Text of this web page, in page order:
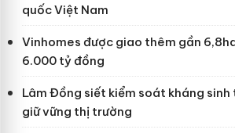
quốc Việt Nam
Vinhomes được giao thêm gần
6.000 tỷ đồng
Lâm Đồng siết kiểm soát kháng
giữ vững thị trường